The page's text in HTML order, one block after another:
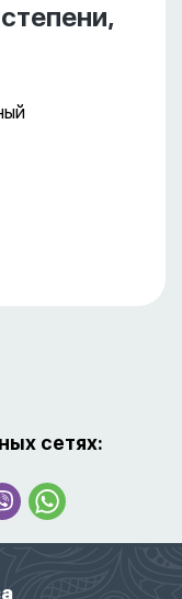
сетях: